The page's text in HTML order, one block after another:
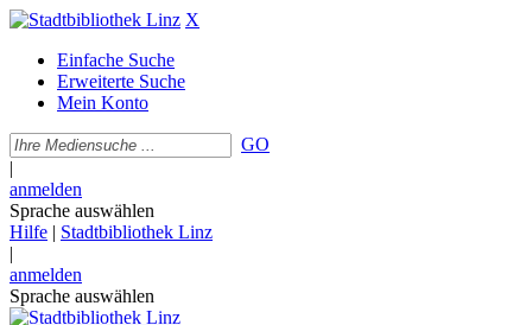
X
Einfache Suche
Erweiterte Suche
Mein Konto
GO
|
anmelden
Sprache auswählen
Hilfe | Stadtbibliothek Linz
|
anmelden
Sprache auswählen